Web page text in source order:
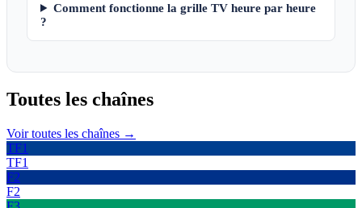
Comment fonctionne la grille TV heure par heure
?
Toutes les chaînes
Voir toutes les chaînes →
TF1
TF1
F2
F2